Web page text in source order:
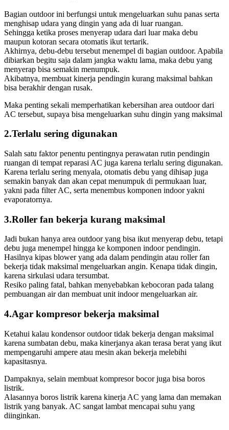
Bagian outdoor ini berfungsi untuk mengeluarkan suhu panas serta
menghisap udara yang dingin yang ada di luar ruangan.
Sehingga ketika proses menyerap udara dari luar maka debu
maupun kotoran secara otomatis ikut tertarik.
Akhirnya, debu-debu tersebut menempel di bagian outdoor. Apabila
dibiarkan begitu saja dalam jangka waktu lama, maka debu yang
menyerap bisa semakin menumpuk.
Akibatnya, membuat kinerja pendingin kurang maksimal bahkan
bisa berakhir dengan rusak.
Maka penting sekali memperhatikan kebersihan area outdoor dari
AC tersebut, supaya bisa mengeluarkan suhu dingin yang maksimal
2.Terlalu sering digunakan
Salah satu faktor penentu pentingnya perawatan rutin pendingin
ruangan di tempat reparasi AC juga karena terlalu sering digunakan.
Karena terlalu sering menyala, otomatis debu yang dihisap juga
semakin banyak dan akan cepat menumpuk di permukaan luar,
yakni pada filter AC, serta menembus komponen indoor yakni
evaporatornya.
3.Roller fan bekerja kurang maksimal
Jadi bukan hanya area outdoor yang bisa ikut menyerap debu, tetapi
debu juga menempel hingga ke komponen indoor pendingin.
Hasilnya kipas blower yang ada dalam pendingin atau roller fan
bekerja tidak maksimal mengeluarkan angin. Kenapa tidak dingin,
karena sirkulasi udara tersumbat.
Resiko paling fatal, bahkan menyebabkan kebocoran pada talang
pembuangan air dan membuat unit indoor mengeluarkan air.
4.Agar kompresor bekerja maksimal
Ketahui kalau kondensor outdoor tidak bekerja dengan maksimal
karena sumbatan debu, maka kinerjanya akan terasa berat yang ikut
mempengaruhi ampere atau mesin akan bekerja melebihi
kapasitasnya.
Dampaknya, selain membuat kompresor bocor juga bisa boros
listrik.
Alasannya boros listrik karena kinerja AC yang lama dan memakan
listrik yang banyak. AC sangat lambat mencapai suhu yang
diinginkan.